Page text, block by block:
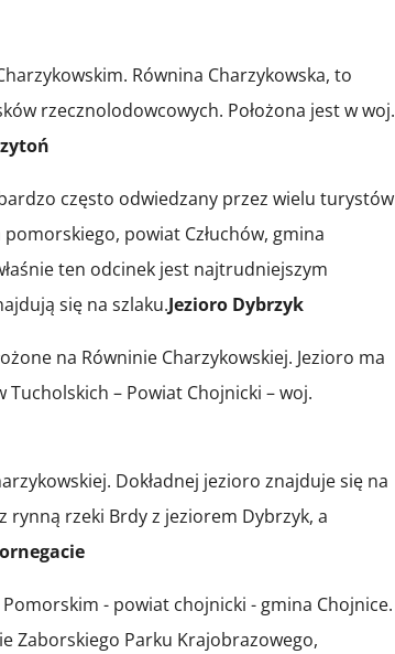
Równina Charzykowska, to
rzecznolodowcowych. Położona jest w woj.
często odwiedzany przez wielu turystów
powiat Człuchów, gmina
ten odcinek jest najtrudniejszym
się na szlaku.Jezioro Dybrzyk
na Równinie Charzykowskiej. Jezioro ma
– Powiat Chojnicki – woj.
Dokładnej jezioro znajduje się na
rynną rzeki Brdy z jeziorem Dybrzyk, a
- powiat chojnicki - gmina Chojnice.
Zaborskiego Parku Krajobrazowego,